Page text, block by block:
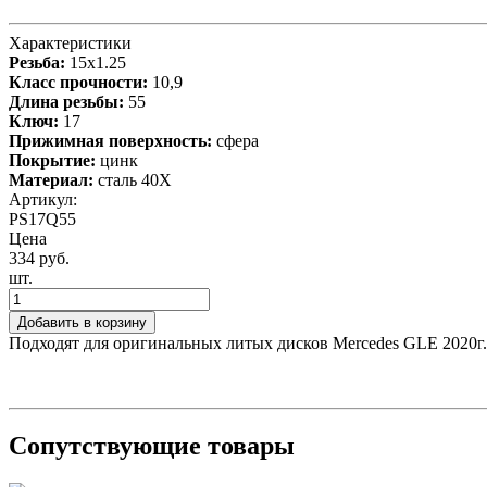
Характеристики
Резьба: 15x1.25
Класс прочности: 10,9
Длина резьбы: 55
Ключ: 17
Прижимная поверхность: сфера
Покрытие: цинк
Материал: сталь 40X
Артикул:
PS17Q55
Цена
334 руб.
шт.
Добавить в корзину
Подходят для оригинальных литых дисков Mercedes GLE
Сопутствующие товары